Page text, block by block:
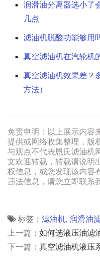
润滑油分离器选小了
几点
滤油机脱酸功能够用
真空滤油机在汽轮机
真空滤油机效果差？
方法）
免责申明：以上展示内容
提供或网络收集整理，版
与观点不代表恩氏滤油机
文欢迎转载，转载请说明
权信息，或您发现该内容
违法信息，请您立即联系
标签： 滤油机, 润滑油
上一篇： 如何选液压油滤
下一篇： 真空滤油机液压